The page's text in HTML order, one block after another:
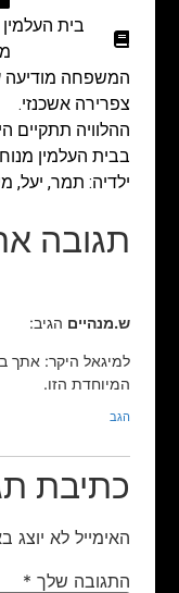
בית
המשפחה מודיעה
צפרירה אשכנזי.
בבית העלמין
ילדיה: תמר, יעל,
תגובה
ש.מנהיים הגיב:
למיגאל היקר: אתך
המיוחדת הזו.
הגב
כתיבת
האימייל לא יוצג
התגובה שלך *